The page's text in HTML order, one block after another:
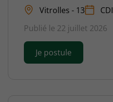
Vitrolles - 13 CDI
Publié le 22 juillet 2026
Je postule